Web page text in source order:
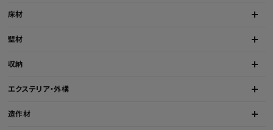
床材
壁材
収納
エクステリア・外構
造作材